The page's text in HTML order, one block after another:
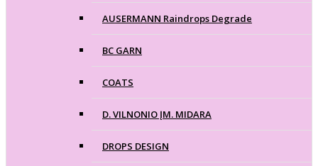
AUSERMANN Raindrops Degrade
BC GARN
COATS
D. VILNONIO ĮM. MIDARA
DROPS DESIGN